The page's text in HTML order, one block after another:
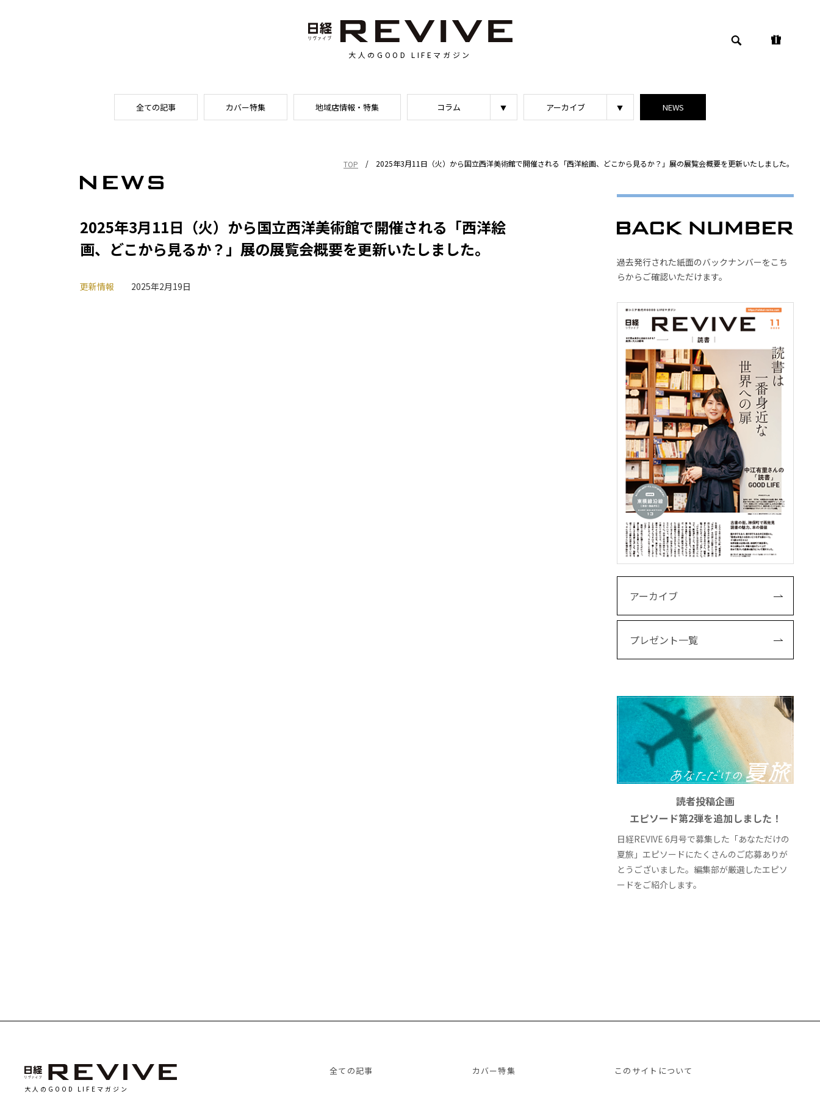
大人のGOOD LIFEマガジン
全ての記事 カバー特集 地域店情報・特集 コラム アーカイブ NEWS
TOP / 2025年3月11日（火）から国立西洋美術館で開催される「西洋絵画、どこから見るか？」展の展覧会概要を更新いたしました。
2025年3月11日（火）から国立西洋美術館で開催される「西洋絵
画、どこから見るか？」展の展覧会概要を更新いたしました。
更新情報 2025年2月19日
過去発行された紙面のバックナンバーをこち
らからご確認いただけます。
アーカイブ
プレゼント一覧
読者投稿企画
エピソード第2弾を追加しました！
日経REVIVE 6月号で募集した「あなただけの
夏旅」エピソードにたくさんのご応募ありが
とうございました。編集部が厳選したエピソ
ードをご紹介します。
大人のGOOD LIFEマガジン
全ての記事 カバー特集 このサイトについて